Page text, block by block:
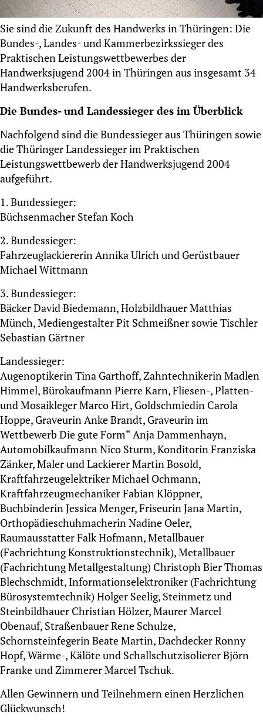
Sie sind die Zukunft des Handwerks in Thüringen: Die
Bundes-, Landes- und Kammerbezirkssieger des
Praktischen Leistungswettbewerbes der
Handwerksjugend 2004 in Thüringen aus insgesamt 34
Handwerksberufen.
Die Bundes- und Landessieger des im Überblick
Nachfolgend sind die Bundessieger aus Thüringen sowie
die Thüringer Landessieger im Praktischen
Leistungswettbewerb der Handwerksjugend 2004
aufgeführt.
1. Bundessieger:
Büchsenmacher Stefan Koch
2. Bundessieger:
Fahrzeuglackiererin Annika Ulrich und Gerüstbauer
Michael Wittmann
3. Bundessieger:
Bäcker David Biedemann, Holzbildhauer Matthias
Münch, Mediengestalter Pit Schmeißner sowie Tischler
Sebastian Gärtner
Landessieger:
Augenoptikerin Tina Garthoff, Zahntechnikerin Madlen
Himmel, Bürokaufmann Pierre Karn, Fliesen-, Platten-
und Mosaikleger Marco Hirt, Goldschmiedin Carola
Hoppe, Graveurin Anke Brandt, Graveurin im
Wettbewerb Die gute Form“ Anja Dammenhayn,
Automobilkaufmann Nico Sturm, Konditorin Franziska
Zänker, Maler und Lackierer Martin Bosold,
Kraftfahrzeugelektriker Michael Ochmann,
Kraftfahrzeugmechaniker Fabian Klöppner,
Buchbinderin Jessica Menger, Friseurin Jana Martin,
Orthopädieschuhmacherin Nadine Oeler,
Raumausstatter Falk Hofmann, Metallbauer
(Fachrichtung Konstruktionstechnik), Metallbauer
(Fachrichtung Metallgestaltung) Christoph Bier Thomas
Blechschmidt, Informationselektroniker (Fachrichtung
Bürosystemtechnik) Holger Seelig, Steinmetz und
Steinbildhauer Christian Hölzer, Maurer Marcel
Obenauf, Straßenbauer Rene Schulze,
Schornsteinfegerin Beate Martin, Dachdecker Ronny
Hopf, Wärme-, Kälöte und Schallschutzisolierer Björn
Franke und Zimmerer Marcel Tschuk.
Allen Gewinnern und Teilnehmern einen Herzlichen
Glückwunsch!